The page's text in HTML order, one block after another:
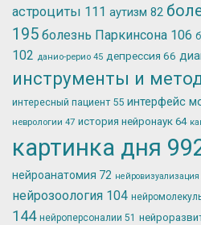
астроциты 111 аутизм 82
195 болезнь Паркинсона 106
102 данио-рерио 45 депрессия 66
инструменты и
интересный пациент 55 интерфейс
неврологии 47 история нейронаук 64
картинка дня
нейроанатомия 72 нейровизуализация
нейрозоология 104
144 нейроперсоналии 51